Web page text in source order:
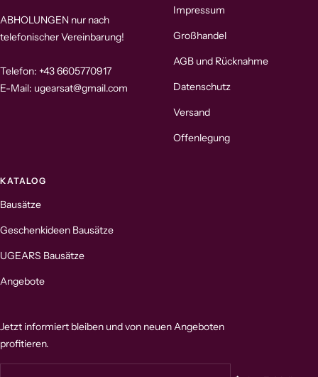
ABHOLUNGEN nur nach
telefonischer Vereinbarung!
Telefon: +43 6605770917
E-Mail: ugearsat@gmail.com
Impressum
Großhandel
AGB und Rücknahme
Datenschutz
Versand
Offenlegung
KATALOG
Bausätze
Geschenkideen Bausätze
UGEARS Bausätze
Angebote
Jetzt informiert bleiben und von neuen Angeboten
profitieren.